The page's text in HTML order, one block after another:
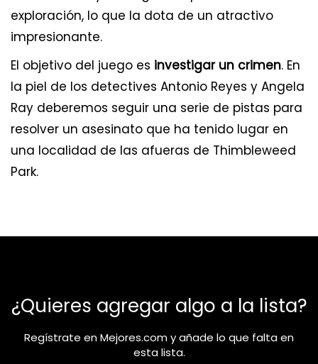
exploración, lo que la dota de un atractivo
impresionante.
El objetivo del juego es investigar un crimen. En
la piel de los detectives Antonio Reyes y Angela
Ray deberemos seguir una serie de pistas para
resolver un asesinato que ha tenido lugar en
una localidad de las afueras de Thimbleweed
Park.
¿Quieres agregar algo a la lista?
Regístrate en Mejores.com y añade lo que falta en
esta lista.